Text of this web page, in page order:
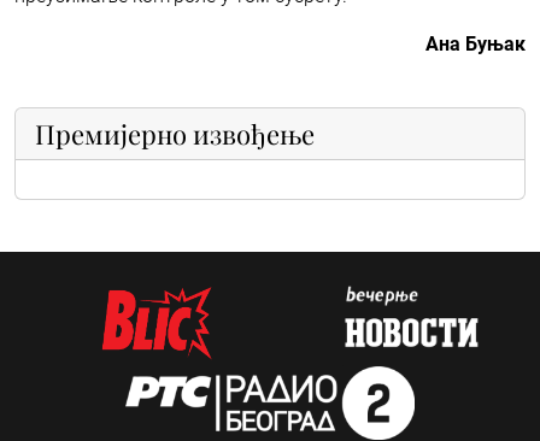
Ана Буњак
Премијерно извођење